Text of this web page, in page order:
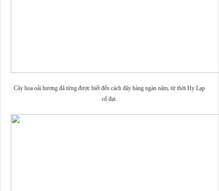
Cây hoa oải hương đã từng được biết đến cách đây hàng ngàn năm, từ thời Hy Lạp
cổ đại.